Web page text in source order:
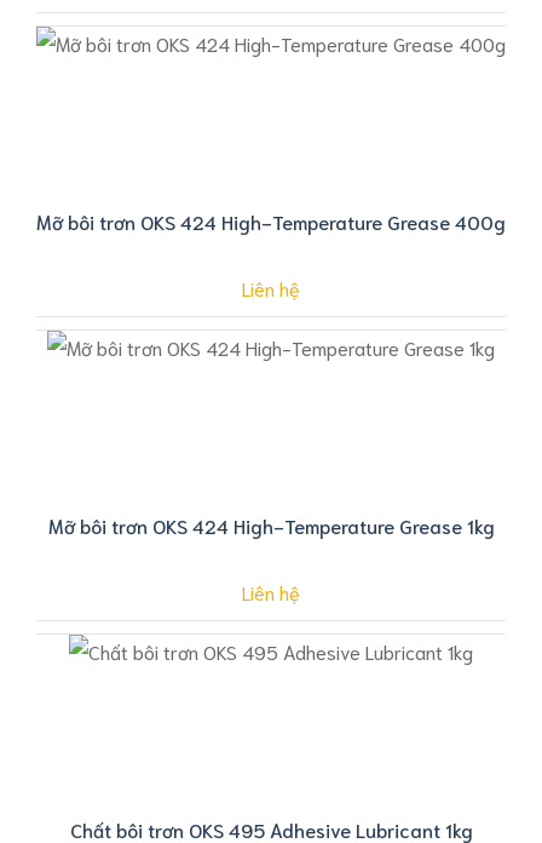
Mỡ bôi trơn OKS 424 High-Temperature Grease 400g
Liên hệ
Mỡ bôi trơn OKS 424 High-Temperature Grease 1kg
Liên hệ
Chất bôi trơn OKS 495 Adhesive Lubricant 1kg